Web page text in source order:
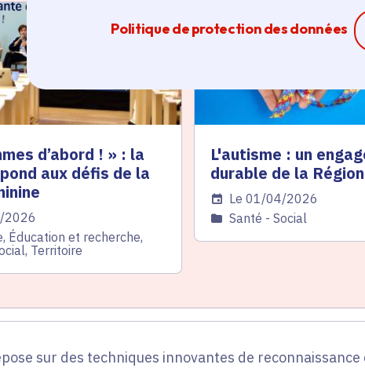
Politique de protection des données
d’abord ! » : la
aux défis de la
2026
Éducation et recherche,
Territoire
L'autisme : un
durable de la Région
Date de l'arrêté
Le 01/04/2026
Catégorie
Santé - Social
sur des techniques innovantes de